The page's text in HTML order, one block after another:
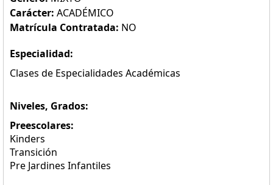
Carácter: ACADÉMICO
Matrícula Contratada: NO
Especialidad:
Clases de Especialidades Académicas
Niveles, Grados:
Preescolares:
Kinders
Transición
Pre Jardines Infantiles